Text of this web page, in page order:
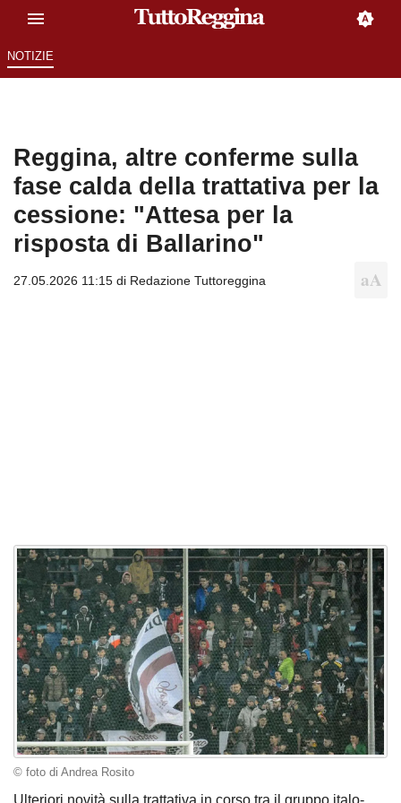
NOTIZIE
Reggina, altre conferme sulla
fase calda della trattativa per la
cessione: "Attesa per la
risposta di Ballarino"
27.05.2026 11:15 di Redazione Tuttoreggina
© foto di Andrea Rosito